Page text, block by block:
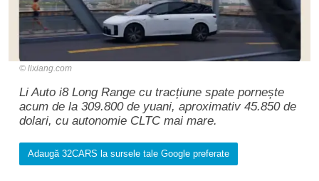
lixiang.com
Li Auto i8 Long Range cu tracțiune spate pornește
acum de la 309.800 de yuani, aproximativ 45.850 de
dolari, cu autonomie CLTC mai mare.
Adaugă 32CARS la sursele tale Google preferate